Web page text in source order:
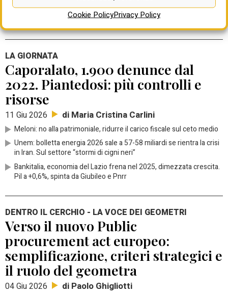
Cookie PolicyPrivacy Policy
che dovremmo porci è semplice: come sarebbero oggi i
nostri Comuni senza il Terzo Settore?
LA GIORNATA
Caporalato, 1.900 denunce dal
2022. Piantedosi: più controlli e
risorse
11 Giu 2026 di Maria Cristina Carlini
Meloni: no alla patrimoniale, ridurre il carico fiscale sul ceto medio
Unem: bolletta energia 2026 sale a 57-58 miliardi se rientra la crisi
in Iran. Sul settore “stormi di cigni neri”
Bankitalia, economia del Lazio frena nel 2025, dimezzata crescita.
Pil a +0,6%, spinta da Giubileo e Pnrr
DENTRO IL CERCHIO - LA VOCE DEI GEOMETRI
Verso il nuovo Public
procurement act europeo:
semplificazione, criteri strategici e
il ruolo del geometra
04 Giu 2026 di Paolo Ghigliotti